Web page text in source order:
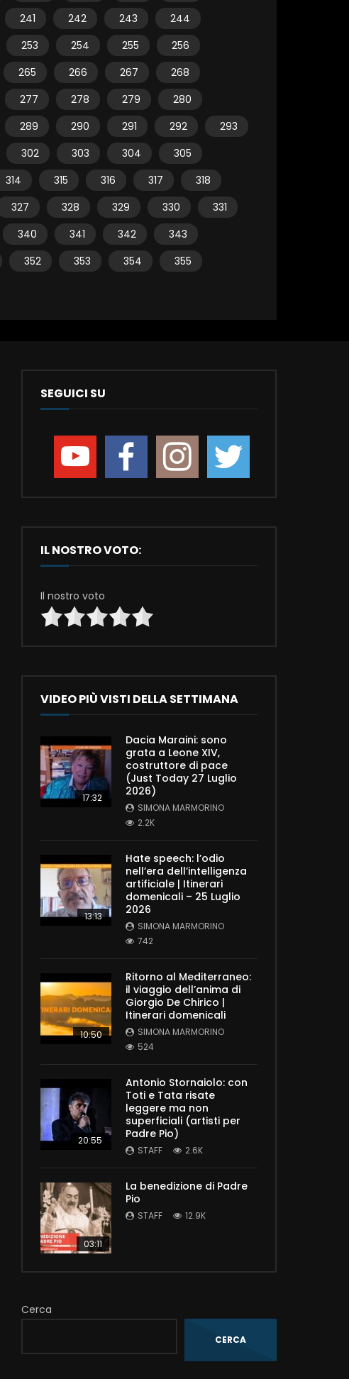
241 242 243
244
253 254 255
256
265 266 267
268
277 278 279
280
289 290 291 292
293
302 303 304
305
314 315 316 317
318
327 328 329 330
331
340 341 342
343
352 353 354
355
SEGUICI SU
IL NOSTRO VOTO:
Il nostro voto
VIDEO PIÙ VISTI DELLA SETTIMANA
17:32
Dacia Maraini: sono
grata a Leone XIV,
costruttore di pace
(Just Today 27 Luglio
2026)
SIMONA MARMORINO
2.2K
13:13
Hate speech: l’odio
nell’era dell’intelligenza
artificiale | Itinerari
domenicali – 25 Luglio
2026
SIMONA MARMORINO
742
10:50
Ritorno al Mediterraneo:
il viaggio dell’anima di
Giorgio De Chirico |
Itinerari domenicali
SIMONA MARMORINO
524
20:55
Antonio Stornaiolo: con
Toti e Tata risate
leggere ma non
superficiali (artisti per
Padre Pio)
STAFF 2.6K
03:11
La benedizione di Padre
Pio
STAFF 12.9K
Cerca
CERCA